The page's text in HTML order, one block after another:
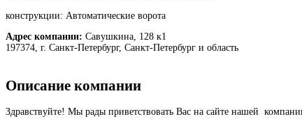
конструкции: Автоматические ворота
Адрес компании: Савушкина, 128 к1
197374, г. Санкт-Петербург, Санкт-Петербург и область
Описание компании
Здравствуйте! Мы рады приветствовать Вас на сайте нашей